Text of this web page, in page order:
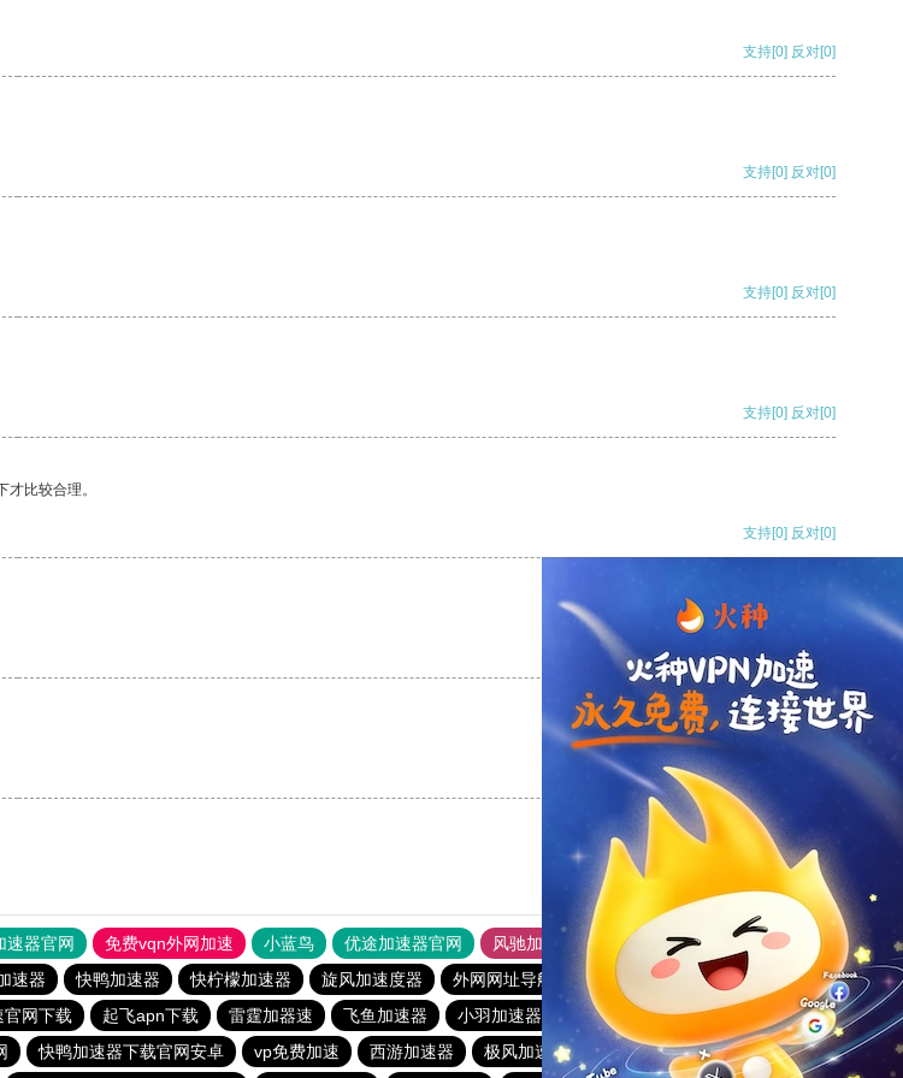
支持[0] 反对[0]
支持[0] 反对[0]
支持[0] 反对[0]
支持[0] 反对[0]
比较合理。
支持[0] 反对[0]
支持 反对
[0]
速器官网 免费vqn外网加速 小蓝鸟 优途加速器官网 风驰加速器
旋风加速器
速器 快鸭加速器 快柠檬加速器 旋风加速度器 外网网址导航 软件中心 雷霆加速
狂飙加速器
网下载 起飞apn下载 雷霆加器速 飞鱼加速器 小羽加速器最新下载
falemon加速下载
快鸭加速器下载官网安卓 vp免费加速 西游加速器 极风加速器 78加速器
风驰加速官网首页